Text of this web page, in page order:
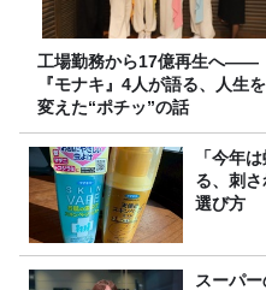
工場勤務から17億再生へ——
『モナキ』4人が語る、人生を
変えた“ポチッ”の話
「今年
る、刺
選び方
スーパ